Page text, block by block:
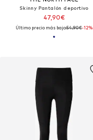
Skinny Pantalón deportivo
47,90€
Último precio más bajo:54,90€-12%